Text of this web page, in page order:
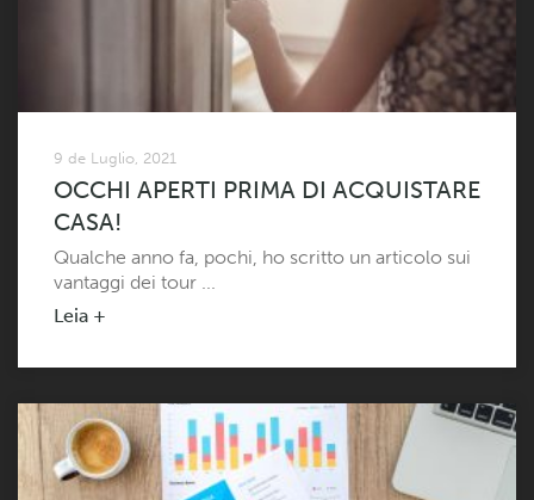
9 de Luglio, 2021
OCCHI APERTI PRIMA DI ACQUISTARE
CASA!
Qualche anno fa, pochi, ho scritto un articolo sui
vantaggi dei tour ...
Leia +